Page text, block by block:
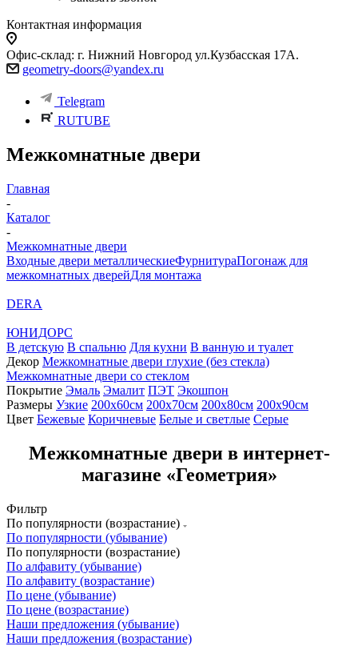
Контактная информация
Офис-склад: г. Нижний Новгород ул.Кузбасская 17А.
geometry-doors@yandex.ru
Telegram
RUTUBE
Межкомнатные двери
Главная
-
Каталог
-
Межкомнатные двери
Входные двери металлическиеФурнитураПогонаж для
межкомнатных дверейДля монтажа
DERA
ЮНИДОРС
В детскую В спальню Для кухни В ванную и туалет
Декор Межкомнатные двери глухие (без стекла)
Межкомнатные двери со стеклом
Покрытие Эмаль Эмалит ПЭТ Экошпон
Размеры Узкие 200x60см 200x70см 200х80см 200х90см
Цвет Бежевые Коричневые Белые и светлые Серые
Межкомнатные двери в интернет-
магазине «Геометрия»
Фильтр
По популярности (возрастание)
По популярности (убывание)
По популярности (возрастание)
По алфавиту (убывание)
По алфавиту (возрастание)
По цене (убывание)
По цене (возрастание)
Наши предложения (убывание)
Наши предложения (возрастание)